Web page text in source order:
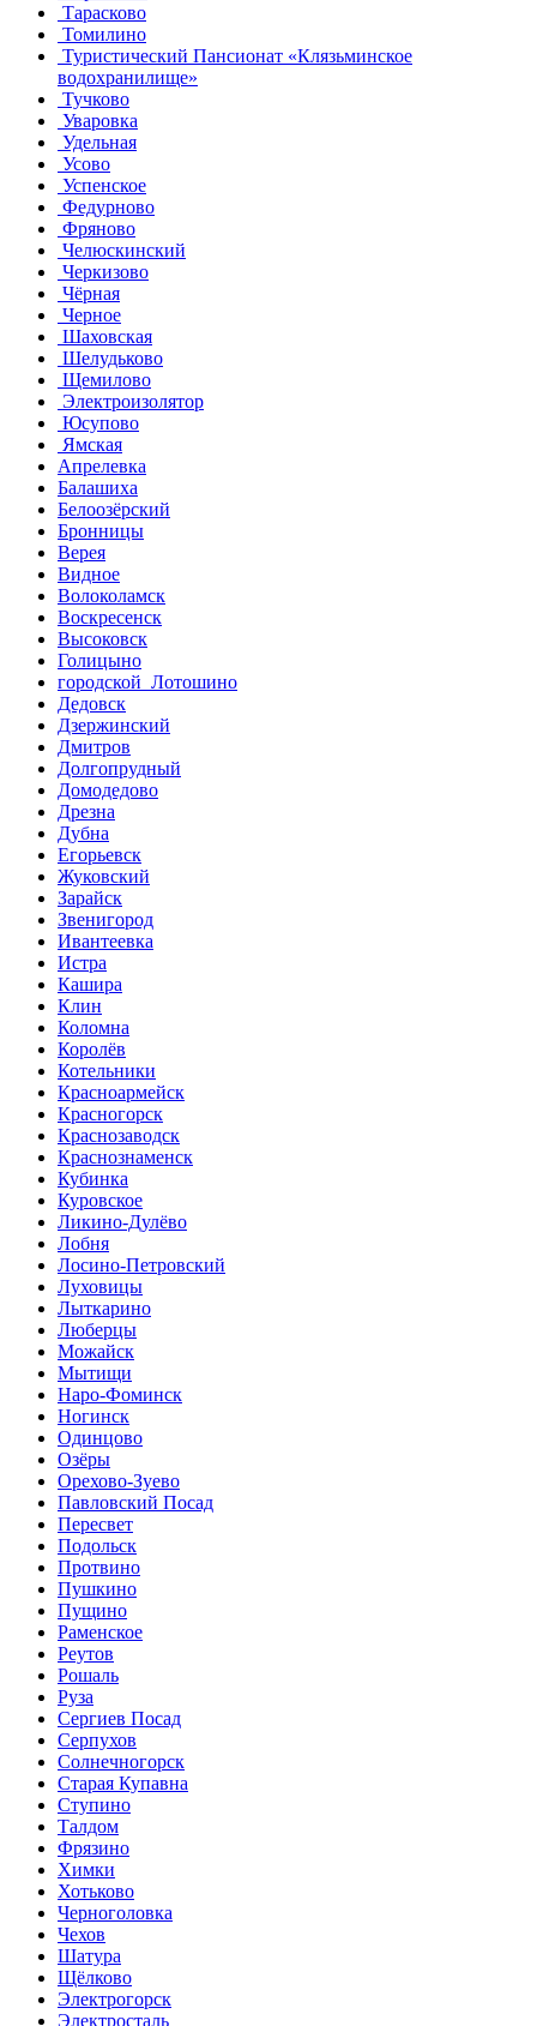
Тарасково
Томилино
Туристический Пансионат «Клязьминское
водохранилище»
Тучково
Уваровка
Удельная
Усово
Успенское
Федурново
Фряново
Челюскинский
Черкизово
Чёрная
Черное
Шаховская
Шелудьково
Щемилово
Электроизолятор
Юсупово
Ямская
Апрелевка
Балашиха
Белоозёрский
Бронницы
Верея
Видное
Волоколамск
Воскресенск
Высоковск
Голицыно
городской Лотошино
Дедовск
Дзержинский
Дмитров
Долгопрудный
Домодедово
Дрезна
Дубна
Егорьевск
Жуковский
Зарайск
Звенигород
Ивантеевка
Истра
Кашира
Клин
Коломна
Королёв
Котельники
Красноармейск
Красногорск
Краснозаводск
Краснознаменск
Кубинка
Куровское
Ликино-Дулёво
Лобня
Лосино-Петровский
Луховицы
Лыткарино
Люберцы
Можайск
Мытищи
Наро-Фоминск
Ногинск
Одинцово
Озёры
Орехово-Зуево
Павловский Посад
Пересвет
Подольск
Протвино
Пушкино
Пущино
Раменское
Реутов
Рошаль
Руза
Сергиев Посад
Серпухов
Солнечногорск
Старая Купавна
Ступино
Талдом
Фрязино
Химки
Хотьково
Черноголовка
Чехов
Шатура
Щёлково
Электрогорск
Электросталь